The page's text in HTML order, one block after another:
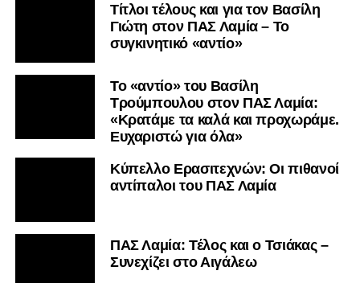
Τίτλοι τέλους και για τον Βασίλη
Γιώτη στον ΠΑΣ Λαμία – Το
συγκινητικό «αντίο»
Το «αντίο» του Βασίλη
Τρούμπουλου στον ΠΑΣ Λαμία:
«Κρατάμε τα καλά και προχωράμε.
Ευχαριστώ για όλα»
Κύπελλο Ερασιτεχνών: Οι πιθανοί
αντίπαλοι του ΠΑΣ Λαμία
ΠΑΣ Λαμία: Τέλος και ο Τσιάκας –
Συνεχίζει στο Αιγάλεω